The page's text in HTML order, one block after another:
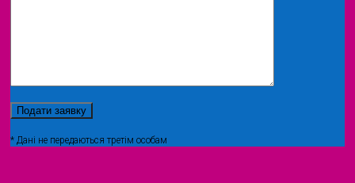
* Дані не передаються третім особам